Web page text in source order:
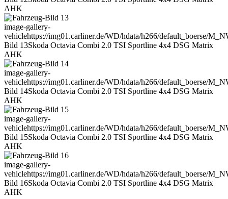
AHK
image-gallery-
vehiclehttps://img01.carliner.de/WD/hdata/h266/default_boerse/
Bild 13Skoda Octavia Combi 2.0 TSI Sportline 4x4 DSG Matrix
AHK
image-gallery-
vehiclehttps://img01.carliner.de/WD/hdata/h266/default_boerse/
Bild 14Skoda Octavia Combi 2.0 TSI Sportline 4x4 DSG Matrix
AHK
image-gallery-
vehiclehttps://img01.carliner.de/WD/hdata/h266/default_boerse/
Bild 15Skoda Octavia Combi 2.0 TSI Sportline 4x4 DSG Matrix
AHK
image-gallery-
vehiclehttps://img01.carliner.de/WD/hdata/h266/default_boerse/
Bild 16Skoda Octavia Combi 2.0 TSI Sportline 4x4 DSG Matrix
AHK